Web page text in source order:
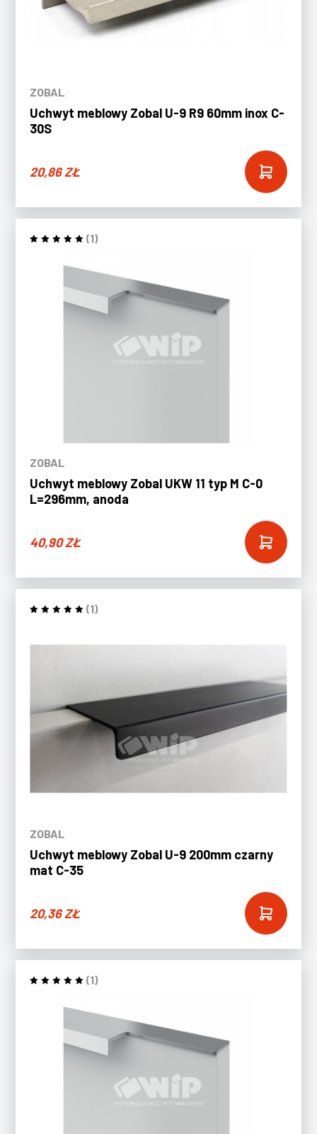
ZOBAL
Uchwyt meblowy Zobal U-9 R9 60mm inox C-
30S
20,86ZŁ
(1)
ZOBAL
Uchwyt meblowy Zobal UKW 11 typ M C-0
L=296mm, anoda
40,90ZŁ
(1)
ZOBAL
Uchwyt meblowy Zobal U-9 200mm czarny
mat C-35
20,36ZŁ
(1)